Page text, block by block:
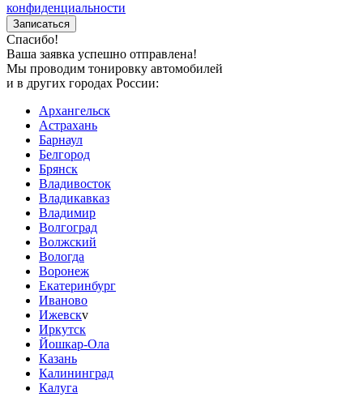
конфиденциальности
Спасибо!
Ваша заявка успешно отправлена!
Мы проводим тонировку автомобилей
и в других городах России:
Архангельск
Астрахань
Барнаул
Белгород
Брянск
Владивосток
Владикавказ
Владимир
Волгоград
Волжский
Вологда
Воронеж
Екатеринбург
Иваново
Ижевскv
Иркутск
Йошкар-Ола
Казань
Калининград
Калуга